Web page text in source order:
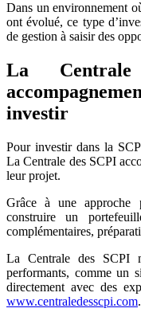
Dans un environnement
ont évolué, ce type
de gestion à saisir des
La
investir
Pour investir dans la
La Centrale des SCPI
leur projet.
Grâce à une approche
construire un
complémentaires,
La Centrale des SCPI
performants, comme un
directement avec des
www.centraledesscpi.com.